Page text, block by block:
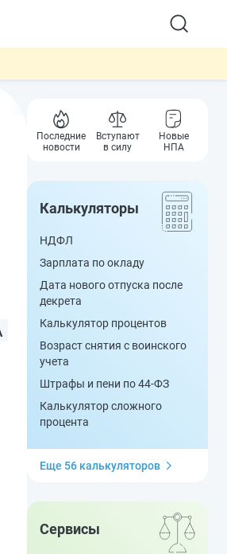
Последние
новости
Вступают
в силу
Новые
НПА
Калькуляторы
НДФЛ
Зарплата по окладу
Дата нового отпуска после
декрета
Калькулятор процентов
Возраст снятия с воинского
учета
Штрафы и пени по 44-ФЗ
Калькулятор сложного
процента
Еще 56 калькуляторов
Сервисы